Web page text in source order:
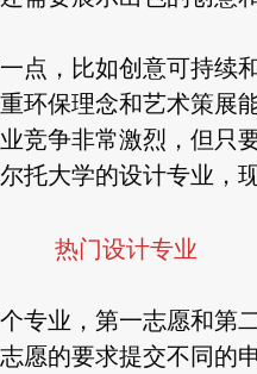
点，比如创意可持续
环保理念和艺术策展
竞争非常激烈，但只
托大学的设计专业，
热门设计专业
专业，第一志愿和第
愿的要求提交不同的